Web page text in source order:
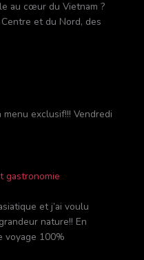
au cœur du Vietnam ?
et du Nord, des
exclusif!!! Vendredi
gastronomie
et j’ai voulu
nature!! En
voyage 100%